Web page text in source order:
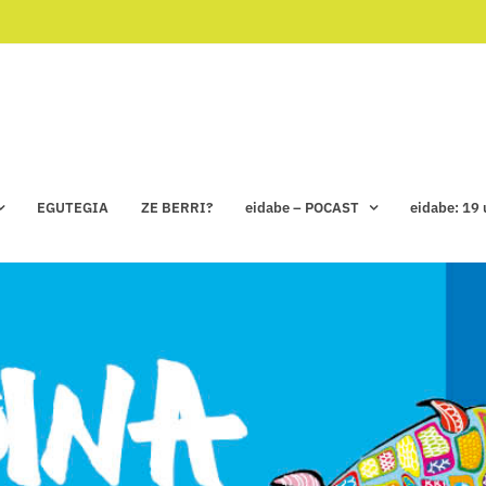
EGUTEGIA ZE BERRI? eidabe – POCAST eidabe: 19